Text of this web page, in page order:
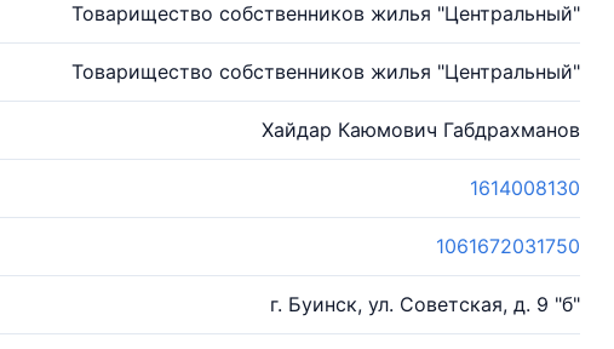
Товарищество собственников жилья "Центральный"
Товарищество собственников жилья "Центральный"
Хайдар Каюмович Габдрахманов
1614008130
1061672031750
г. Буинск, ул. Советская, д. 9 "б"